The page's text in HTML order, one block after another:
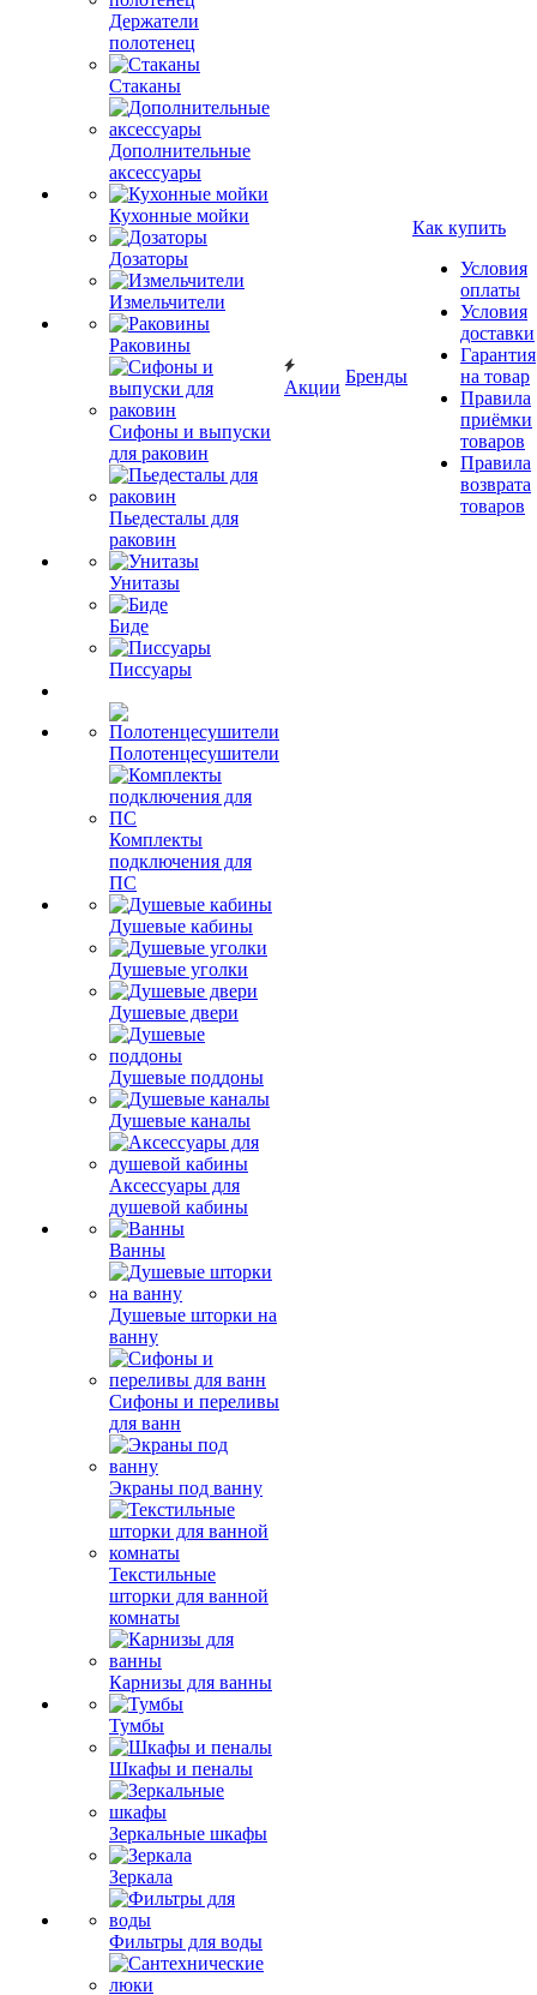
Держатели
полотенец
Стаканы
Дополнительные
аксессуары
Кухонные мойки
Дозаторы
Измельчители
Раковины
Сифоны и выпуски
для раковин
Пьедесталы для
раковин
Унитазы
Биде
Писсуары
Полотенцесушители
Комплекты
подключения для
ПС
Душевые кабины
Душевые уголки
Душевые двери
Душевые поддоны
Душевые каналы
Аксессуары для
душевой кабины
Ванны
Душевые шторки на
ванну
Сифоны и переливы
для ванн
Экраны под ванну
Текстильные
шторки для ванной
комнаты
Карнизы для ванны
Тумбы
Шкафы и пеналы
Зеркальные шкафы
Зеркала
Фильтры для воды
Акции
Бренды
Как купить
Условия
оплаты
Условия
доставки
Гарантия
на товар
Правила
приёмки
товаров
Правила
возврата
товаров